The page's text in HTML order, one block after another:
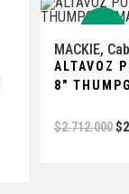
MACKIE,
ALTAVOZ
8″
$2.712.000 $